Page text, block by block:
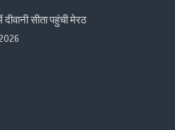
सीता पहुंची मेरठ